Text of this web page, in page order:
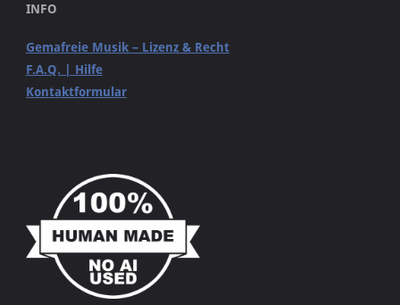
INFO
Gemafreie Musik – Lizenz & Recht
F.A.Q. | Hilfe
Kontaktformular